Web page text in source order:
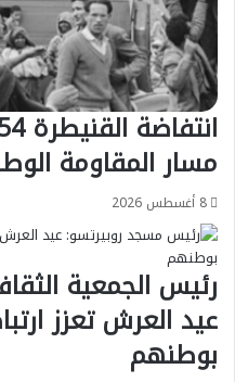
مسار المقاومة
8 أغسطس 2026
رئيس الجمعية
عيد العرش تعزز
بوطنهم